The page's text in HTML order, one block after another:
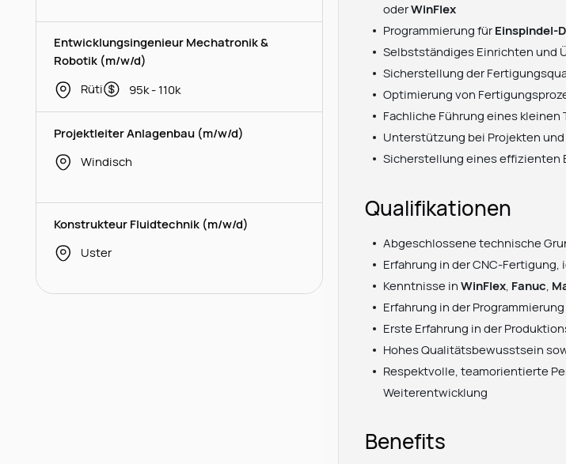
Entwicklungsingenieur Mechatronik &
Robotik (m/w/d)
Rüti
95k - 110k
Projektleiter Anlagenbau (m/w/d)
Windisch
Konstrukteur Fluidtechnik (m/w/d)
Uster
oderWinFlex
Programmierung für Einspindel-
Selbstständiges Einrichten und
Sicherstellung der
Optimierung von
Fachliche Führung eines
Unterstützung bei Projekten
Sicherstellung eines effizienten
Qualifikationen
Abgeschlossene technische
Erfahrung in der CNC-
Kenntnisse inWinFlex Fanuc
Erfahrung in der
Erste Erfahrung in der
Hohes Qualitätsbewusstsein
Respektvolle, teamorientierte
Weiterentwicklung
Benefits